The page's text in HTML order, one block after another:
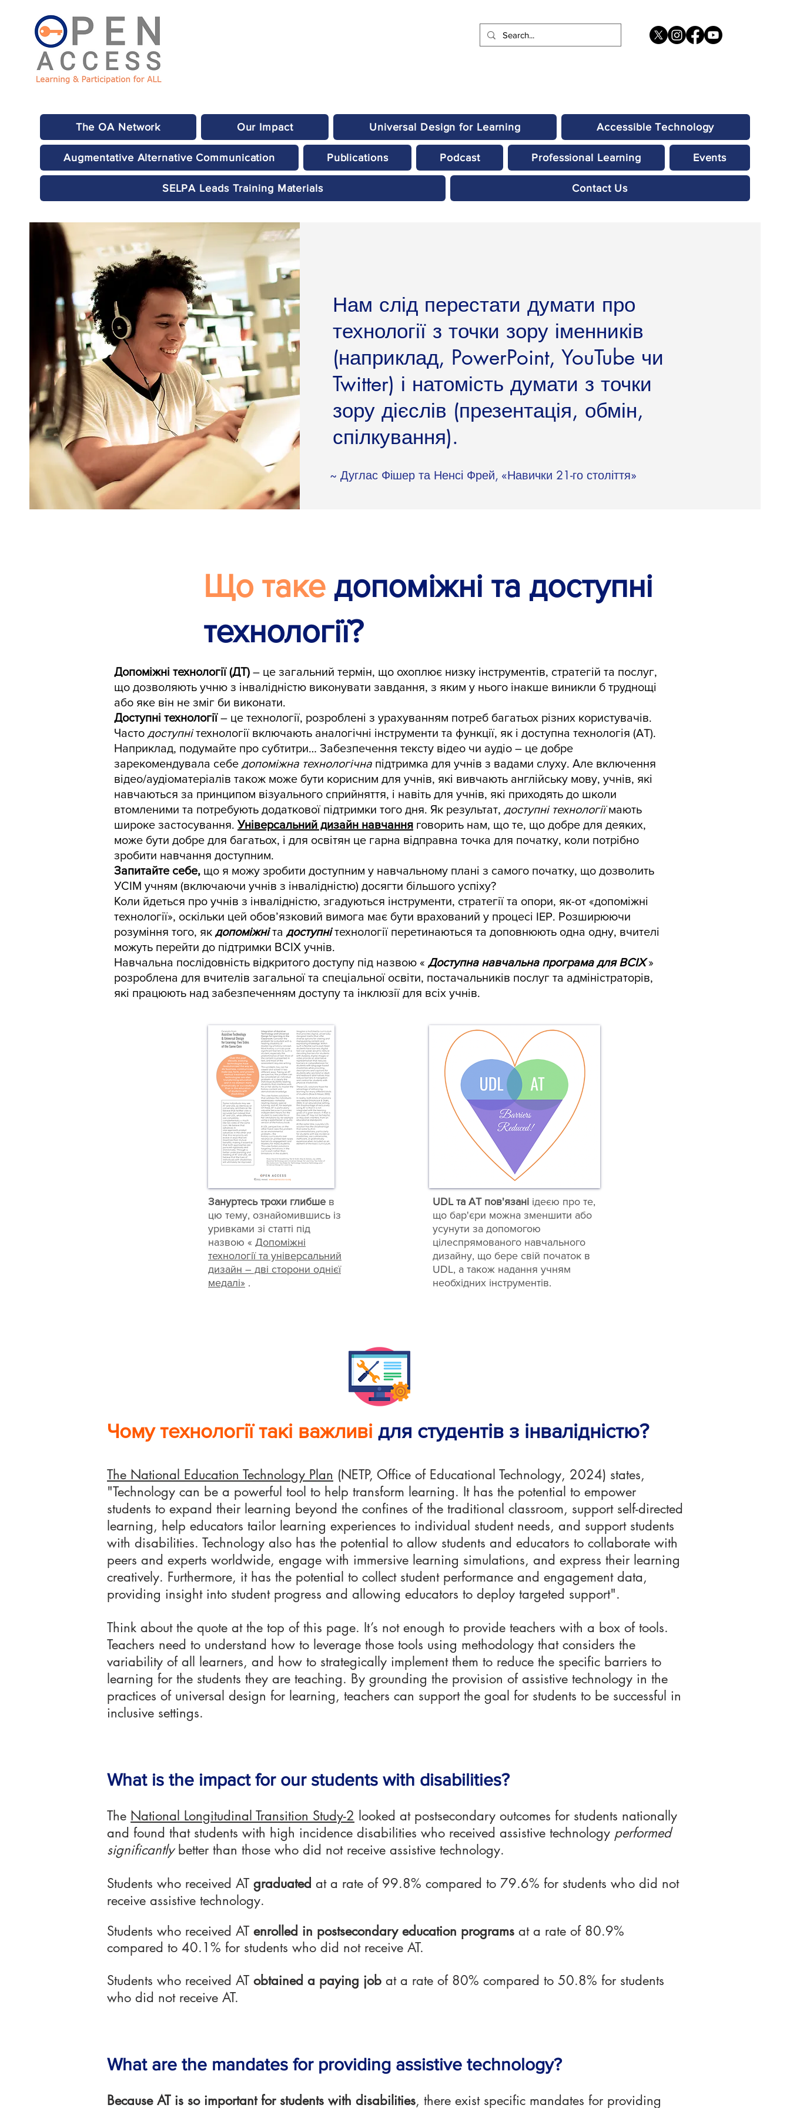
The OA Network Our Impact Universal Design for Learning Accessible Technology
Augmentative Alternative Communication Publications Podcast Professional Learning Events
SELPA Leads Training Materials Contact Us
Нам слід перестати думати про
технології з точки зору іменників
(наприклад, PowerPoint, YouTube чи
Twitter) і натомість думати з точки
зору дієслів (презентація, обмін,
спілкування).
~ Дуглас Фішер та Ненсі Фрей, «Навички 21-го століття»
Що таке допоміжні та доступні
технології?
Допоміжні технології (ДТ) – це загальний термін, що охоплює низку інструментів, стратегій та послуг,
що дозволяють учню з інвалідністю виконувати завдання, з яким у нього інакше виникли б труднощі
або яке він не зміг би виконати.
Доступні технології– це технології, розроблені з урахуванням потреб багатьох різних користувачів.
Часто доступнітехнології включають аналогічні інструменти та функції, як і доступна технологія (AT).
Наприклад, подумайте про субтитри… Забезпечення тексту відео чи аудіо – це добре
зарекомендувала себе допоміжна технологічна підтримка для учнів з вадами слуху. Але включення
відео/аудіоматеріалів також може бути корисним для учнів, які вивчають англійську мову, учнів, які
навчаються за принципом візуального сприйняття, і навіть для учнів, які приходять до школи
втомленими та потребують додаткової підтримки того дня. Як результат, доступні технологіїмають
широке застосування. Універсальний дизайн навчання говорить нам, що те, що добре для деяких,
може бути добре для багатьох, і для освітян це гарна відправна точка для початку, коли потрібно
зробити навчання доступним.
Запитайте себе, що я можу зробити доступним у навчальному плані з самого початку, що дозволить
УСІМ учням (включаючи учнів з інвалідністю) досягти більшого успіху?
Коли йдеться про учнів з інвалідністю, згадуються інструменти, стратегії та опори, як-от «допоміжні
технології», оскільки цей обов’язковий вимога має бути врахований у процесі IEP. Розширюючи
розуміння того, як допоміжніта доступнітехнології перетинаються та доповнюють одна одну, вчителі
можуть перейти до підтримки ВСІХ учнів.
Навчальна послідовність відкритого доступу під назвою « Доступна навчальна програма для ВСІХ»
розроблена для вчителів загальної та спеціальної освіти, постачальників послуг та адміністраторів,
які працюють над забезпеченням доступу та інклюзії для всіх учнів.
Зануртесь трохи глибше в
цю тему, ознайомившись із
уривками зі статті під
назвою « Допоміжні
технології та універсальний
дизайн – дві сторони однієї
медалі» .
UDL та AT пов'язані ідеєю про те,
що бар'єри можна зменшити або
усунути за допомогою
цілеспрямованого навчального
дизайну, що бере свій початок в
UDL, а також надання учням
необхідних інструментів.
Чому технології такі важливі для студентів з інвалідністю?
The National Education Technology Plan (NETP, Office of Educational Technology, 2024) states,
"Technology can be a powerful tool to help transform learning. It has the potential to empower
students to expand their learning beyond the confines of the traditional classroom, support self-directed
learning, help educators tailor learning experiences to individual student needs, and support students
with disabilities. Technology also has the potential to allow students and educators to collaborate with
peers and experts worldwide, engage with immersive learning simulations, and express their learning
creatively. Furthermore, it has the potential to collect student performance and engagement data,
providing insight into student progress and allowing educators to deploy targeted support".
Think about the quote at the top of this page. It’s not enough to provide teachers with a box of tools.
Teachers need to understand how to leverage those tools using methodology that considers the
variability of all learners, and how to strategically implement them to reduce the specific barriers to
learning for the students they are teaching. By grounding the provision of assistive technology in the
practices of universal design for learning, teachers can support the goal for students to be successful in
inclusive settings.
What is the impact for our students with disabilities?
The National Longitudinal Transition Study-2 looked at postsecondary outcomes for students nationally
and found that students with high incidence disabilities who received assistive technology performed
significantlybetter than those who did not receive assistive technology.
Students who received AT graduated at a rate of 99.8% compared to 79.6% for students who did not
receive assistive technology.
Students who received AT enrolled in postsecondary education programs at a rate of 80.9%
compared to 40.1% for students who did not receive AT.
Students who received AT obtained a paying job at a rate of 80% compared to 50.8% for students
who did not receive AT.
What are the mandates for providing assistive technology?
Because AT is so important for students with disabilities, there exist specific mandates for providing